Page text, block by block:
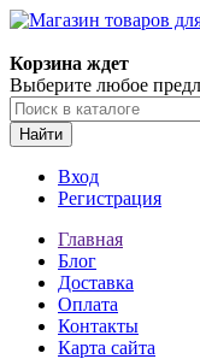
Корзина ждет
Выберите любое
Найти
Вход
Регистрация
Главная
Блог
Доставка
Оплата
Контакты
Карта сайта